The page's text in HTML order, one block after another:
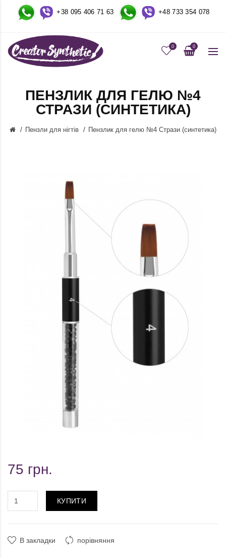
+38 095 406 71 63 +48733 354 078
0 0
ПЕНЗЛИК ДЛЯ ГЕЛЮ №4
СТРАЗИ (СИНТЕТИКА)
Пензли для нігтів Пензлик для гелю №4 Стрази (синтетика)
75 грн.
КУПИТИ
В закладки порівняння